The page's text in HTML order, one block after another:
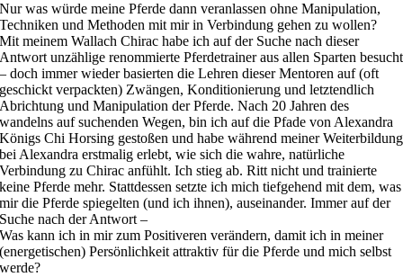
Nur was würde meine Pferde dann veranlassen ohne Manipulation,
Techniken und Methoden mit mir in Verbindung gehen zu wollen?
Mit meinem Wallach Chirac habe ich auf der Suche nach dieser
Antwort unzählige renommierte Pferdetrainer aus allen Sparten besucht
– doch immer wieder basierten die Lehren dieser Mentoren auf (oft
geschickt verpackten) Zwängen, Konditionierung und letztendlich
Abrichtung und Manipulation der Pferde. Nach 20 Jahren des
wandelns auf suchenden Wegen, bin ich auf die Pfade von Alexandra
Königs Chi Horsing gestoßen und habe während meiner Weiterbildung
bei Alexandra erstmalig erlebt, wie sich die wahre, natürliche
Verbindung zu Chirac anfühlt. Ich stieg ab. Ritt nicht und trainierte
keine Pferde mehr. Stattdessen setzte ich mich tiefgehend mit dem, was
mir die Pferde spiegelten (und ich ihnen), auseinander. Immer auf der
Suche nach der Antwort –
Was kann ich in mir zum Positiveren verändern, damit ich in meiner
(energetischen) Persönlichkeit attraktiv für die Pferde und mich selbst
werde?